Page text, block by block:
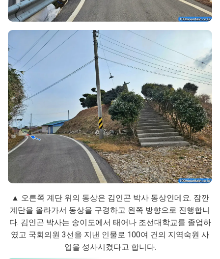
▲ 오른쪽 계단 위의 동상은 김인곤 박사 동상인데요. 잠깐
계단을 올라가서 동상을 구경하고 왼쪽 방향으로 진행합니
다. 김인곤 박사는 송이도에서 태어나 조선대학교를 졸업하
였고 국회의원 3선을 지낸 인물로 100여 건의 지역숙원 사
업을 성사시켰다고 합니다.